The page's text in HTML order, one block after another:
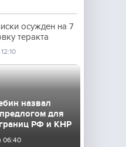
осужден на 7
теракта
назвал
для
РФ и КНР
06:40